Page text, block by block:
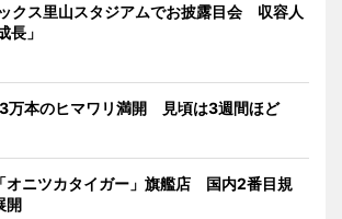
クス里山スタジアムでお披露目会 収容人
長」
万本のヒマワリ満開 見頃は3週間ほど
オニツカタイガー」旗艦店 国内2番目規
開